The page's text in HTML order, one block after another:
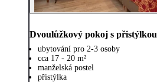
Dvoulůžkový pokoj s přistýlkou
ubytování pro 2-3 osoby
cca 17 - 20 m²
manželská postel
přistýlka